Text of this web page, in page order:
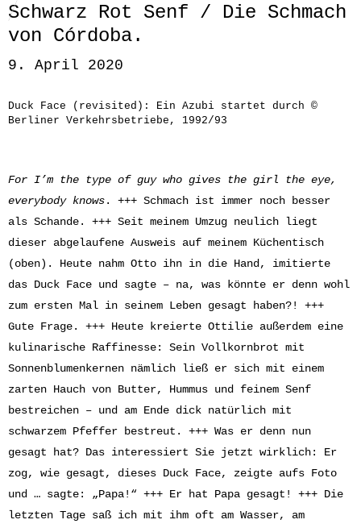
Schwarz Rot Senf / Die Schmach
von Córdoba.
9. April 2020
Duck Face (revisited): Ein Azubi startet durch ©
Berliner Verkehrsbetriebe, 1992/93
For I’m the type of guy who gives the girl the eye,
everybody knows. +++ Schmach ist immer noch besser
als Schande. +++ Seit meinem Umzug neulich liegt
dieser abgelaufene Ausweis auf meinem Küchentisch
(oben). Heute nahm Otto ihn in die Hand, imitierte
das Duck Face und sagte – na, was könnte er denn wohl
zum ersten Mal in seinem Leben gesagt haben?! +++
Gute Frage. +++ Heute kreierte Ottilie außerdem eine
kulinarische Raffinesse: Sein Vollkornbrot mit
Sonnenblumenkernen nämlich ließ er sich mit einem
zarten Hauch von Butter, Hummus und feinem Senf
bestreichen – und am Ende dick natürlich mit
schwarzem Pfeffer bestreut. +++ Was er denn nun
gesagt hat? Das interessiert Sie jetzt wirklich: Er
zog, wie gesagt, dieses Duck Face, zeigte aufs Foto
und … sagte: „Papa!“ +++ Er hat Papa gesagt! +++ Die
letzten Tage saß ich mit ihm oft am Wasser, am